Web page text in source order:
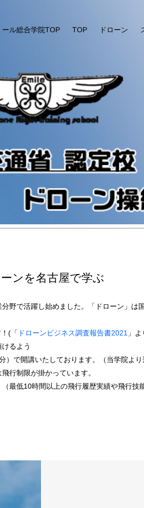
ール総合学院TOP TOP ドローン
ーンを名古屋で学ぶ
野で活躍し始めました。「ドローン」
(「 ドローンビジネス調査報告書2021 」
るよう
で開講いたしております。（当学院よ
行制限が掛かっています。
低10時間以上の飛行履歴実績や飛行技